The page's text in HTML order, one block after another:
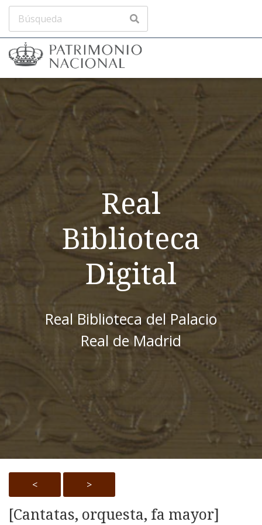
Real
Biblioteca
Digital
Real Biblioteca del Palacio
Real de Madrid
< >
[Cantatas, orquesta, fa mayor]